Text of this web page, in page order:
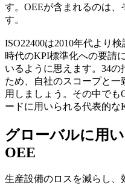
す。OEEが含まれるのは
す。
ISO22400は2010年代より
時代のKPI標準化への要請
いるように思えます。34
ため、自社のスコープと一
用しましょう。その中で
ードに用いられる代表的な
グローバルに用
OEE
生産設備のロスを減らし、